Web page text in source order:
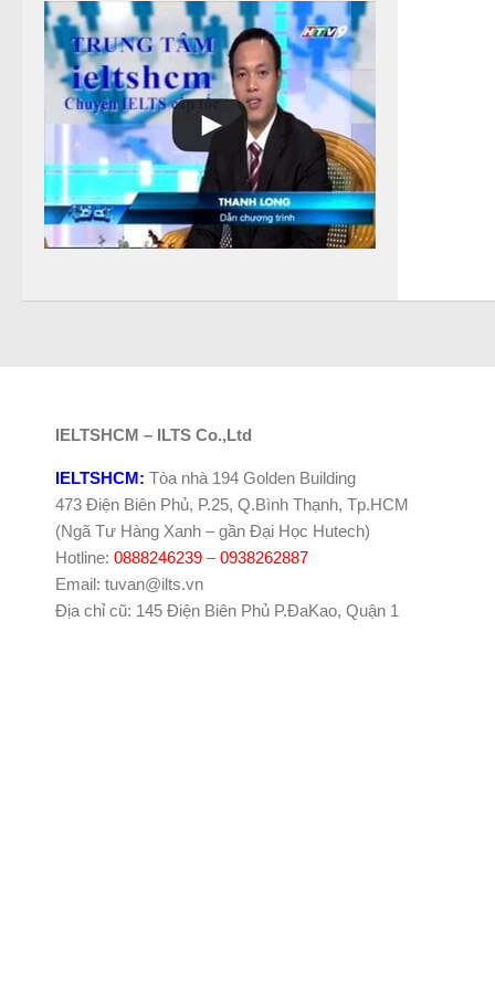
ạ
n
IELTSHCM – ILTS Co.,Ltd
IELTSHCM: Tòa nhà 194 Golden Building
473 Điện Biên Phủ, P.25, Q.Bình Thạnh, Tp.HCM
(Ngã Tư Hàng Xanh – gần Đại Học Hutech)
Hotline: 0888246239 –0938262887
Email: tuvan@ilts.vn
Địa chỉ cũ: 145 Điện Biên Phủ P.ĐaKao, Quận 1